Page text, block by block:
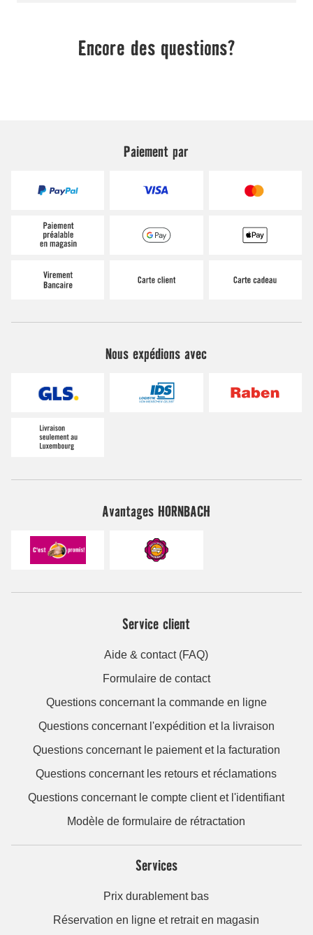
Paiement par
Nous expédions avec
Avantages HORNBACH
Service client
Aide & contact (FAQ)
Formulaire de contact
Questions concernant la commande en ligne
Questions concernant l'expédition et la livraison
Questions concernant le paiement et la facturation
Questions concernant les retours et réclamations
Questions concernant le compte client et l'identifiant
Modèle de formulaire de rétractation
Services
Prix durablement bas
Réservation en ligne et retrait en magasin